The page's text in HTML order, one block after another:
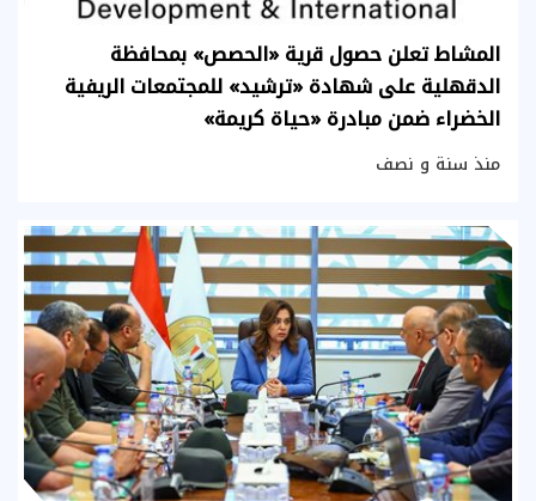
المشاط تعلن حصول قرية «الحصص» بمحافظة
الدقهلية على شهادة «ترشيد» للمجتمعات الريفية
الخضراء ضمن مبادرة «حياة كريمة»
منذ سنة و نصف